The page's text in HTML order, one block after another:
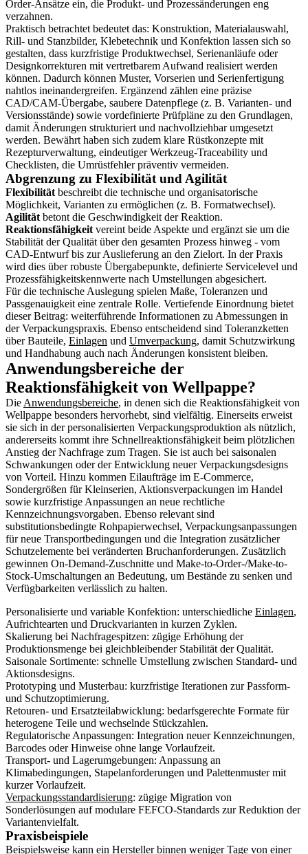
Order-Ansätze ein, die Produkt- und Prozessänderungen eng
verzahnen.
Praktisch betrachtet bedeutet das: Konstruktion, Materialauswahl,
Rill- und Stanzbilder, Klebetechnik und Konfektion lassen sich so
gestalten, dass kurzfristige Produktwechsel, Serienanläufe oder
Designkorrekturen mit vertretbarem Aufwand realisiert werden
können. Dadurch können Muster, Vorserien und Serienfertigung
nahtlos ineinandergreifen. Ergänzend zählen eine präzise
CAD/CAM-Übergabe, saubere Datenpflege (z. B. Varianten- und
Versionsstände) sowie vordefinierte Prüfpläne zu den Grundlagen,
damit Änderungen strukturiert und nachvollziehbar umgesetzt
werden. Bewährt haben sich zudem klare Rüstkonzepte mit
Rezepturverwaltung, eindeutiger Werkzeug-Traceability und
Checklisten, die Umrüstfehler präventiv vermeiden.
Abgrenzung zu Flexibilität und Agilität
Flexibilität beschreibt die technische und organisatorische
Möglichkeit, Varianten zu ermöglichen (z. B. Formatwechsel).
Agilität betont die Geschwindigkeit der Reaktion.
Reaktionsfähigkeit vereint beide Aspekte und ergänzt sie um die
Stabilität der Qualität über den gesamten Prozess hinweg - vom
CAD-Entwurf bis zur Auslieferung an den Zielort. In der Praxis
wird dies über robuste Übergabepunkte, definierte Servicelevel und
Prozessfähigkeitskennwerte nach Umstellungen abgesichert.
Für die technische Auslegung spielen Maße, Toleranzen und
Passgenauigkeit eine zentrale Rolle. Vertiefende Einordnung bietet
dieser Beitrag: weiterführende Informationen zu Abmessungen in
der Verpackungspraxis. Ebenso entscheidend sind Toleranzketten
über Bauteile, Einlagen und Umverpackung, damit Schutzwirkung
und Handhabung auch nach Änderungen konsistent bleiben.
Anwendungsbereiche der
Reaktionsfähigkeit von Wellpappe?
Die Anwendungsbereiche, in denen sich die Reaktionsfähigkeit von
Wellpappe besonders hervorhebt, sind vielfältig. Einerseits erweist
sie sich in der personalisierten Verpackungsproduktion als nützlich,
andererseits kommt ihre Schnellreaktionsfähigkeit beim plötzlichen
Anstieg der Nachfrage zum Tragen. Sie ist auch bei saisonalen
Schwankungen oder der Entwicklung neuer Verpackungsdesigns
von Vorteil. Hinzu kommen Eilaufträge im E‑Commerce,
Sondergrößen für Kleinserien, Aktionsverpackungen im Handel
sowie kurzfristige Anpassungen an neue rechtliche
Kennzeichnungsvorgaben. Ebenso relevant sind
substitutionsbedingte Rohpapierwechsel, Verpackungsanpassungen
für neue Transportbedingungen und die Integration zusätzlicher
Schutzelemente bei veränderten Bruchanforderungen. Zusätzlich
gewinnen On-Demand-Zuschnitte und Make-to-Order-/Make-to-
Stock-Umschaltungen an Bedeutung, um Bestände zu senken und
Verfügbarkeiten verlässlich zu halten.
Personalisierte und variable Konfektion: unterschiedliche Einlagen,
Aufrichtearten und Druckvarianten in kurzen Zyklen.
Skalierung bei Nachfragespitzen: zügige Erhöhung der
Produktionsmenge bei gleichbleibender Stabilität der Qualität.
Saisonale Sortimente: schnelle Umstellung zwischen Standard- und
Aktionsdesigns.
Prototyping und Musterbau: kurzfristige Iterationen zur Passform-
und Schutzoptimierung.
Retouren- und Ersatzteilabwicklung: bedarfsgerechte Formate für
heterogene Teile und wechselnde Stückzahlen.
Regulatorische Anpassungen: Integration neuer Kennzeichnungen,
Barcodes oder Hinweise ohne lange Vorlaufzeit.
Transport- und Lagerumgebungen: Anpassung an
Klimabedingungen, Stapelanforderungen und Palettenmuster mit
kurzer Vorlaufzeit.
Verpackungsstandardisierung: zügige Migration von
Sonderlösungen auf modulare FEFCO-Standards zur Reduktion der
Variantenvielfalt.
Praxisbeispiele
Beispielsweise kann ein Hersteller binnen weniger Tage von einer